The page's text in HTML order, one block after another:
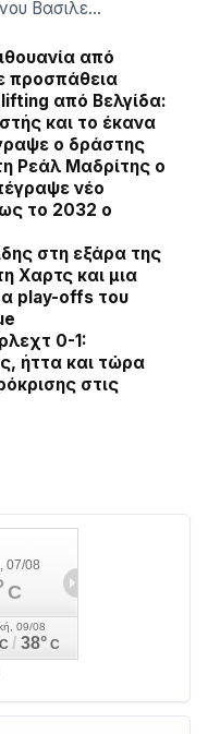
Βασιλε…
από
προσπάθεια
από Βελγίδα:
και το έκανα
ο δράστης
Ρεάλ Μαδρίτης ο
νέο
το 2032 ο
στη εξάρα της
Χαρτς και μια
play-offs του
0-1:
ήττα και τώρα
στις